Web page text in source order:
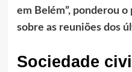
em Belém”, ponderou
sobre as reuniões dos
Sociedade civil